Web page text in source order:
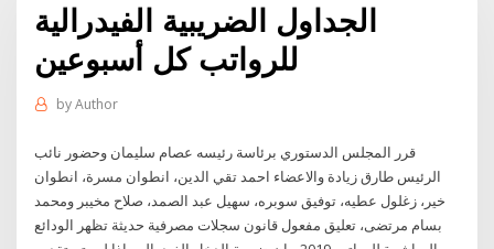
الجداول الضريبية الفيدرالية
للرواتب كل أسبوعين
byAuthor
قرر المجلس الدستوري برئاسة رئيسه عصام سليمان وحضور نائب
الرئيس طارق زيادة والاعضاء احمد تقي الدين، انطوان مسرة، انطوان
خير، زغلول عطيه، توفيق سوبره، سهيل عبد الصمد، صلاح مخيبر ومحمد
بسام مرتضى، تعليق مفعول قانون سجلات مصرفية حديثة تظهر الودائع